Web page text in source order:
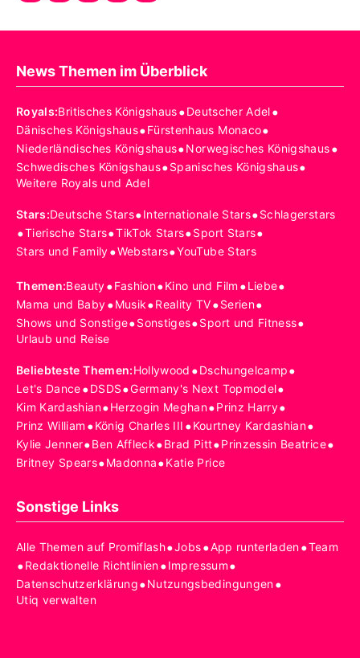
News Themen im Überblick
Royals:Britisches Königshaus•Deutscher Adel•
Dänisches Königshaus•Fürstenhaus Monaco•
Niederländisches Königshaus•Norwegisches Königshaus•
Schwedisches Königshaus•Spanisches Königshaus•
Weitere Royals und Adel
Stars:Deutsche Stars•Internationale Stars•Schlagerstars
•Tierische Stars•TikTok Stars•Sport Stars•
Stars und Family•Webstars•YouTube Stars
Themen:Beauty•Fashion•Kino und Film •Liebe•
Mama und Baby•Musik•Reality TV•Serien•
Shows und Sonstige•Sonstiges•Sport und Fitness•
Urlaub und Reise
Beliebteste Themen:Hollywood •Dschungelcamp•
Let's Dance•DSDS•Germany's Next Topmodel•
Kim Kardashian•Herzogin Meghan•Prinz Harry•
Prinz William •König Charles III •Kourtney Kardashian•
Kylie Jenner•Ben Affleck•Brad Pitt•Prinzessin Beatrice•
Britney Spears•Madonna•Katie Price
Sonstige Links
Alle Themen auf Promiflash•Jobs•App runterladen•Team
•Redaktionelle Richtlinien•Impressum•
Datenschutzerklärung•Nutzungsbedingungen•
Utiq verwalten